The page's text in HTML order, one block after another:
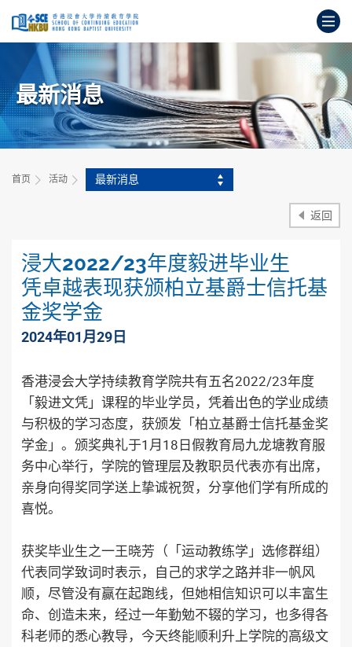
容
打
要
内
容
最新消息
首页 活动 最新消息
返回
浸大2022/23年度毅进毕业生
凭卓越表现获颁柏立基爵士信托基
金奖学金
2024年01月29日
香港浸会大学持续教育学院共有五名2022/23年度
「毅进文凭」课程的毕业学员，凭着出色的学业成绩
与积极的学习态度，获颁发「柏立基爵士信托基金奖
学金」。颁奖典礼于1月18日假教育局九龙塘教育服
务中心举行，学院的管理层及教职员代表亦有出席，
亲身向得奖同学送上挚诚祝贺，分享他们学有所成的
喜悦。
获奖毕业生之一王晓芳（「运动教练学」选修群组）
代表同学致词时表示，自己的求学之路并非一帆风
顺，尽管没有赢在起跑线，但她相信知识可以丰富生
命、创造未来，经过一年勤勉不辍的学习，也多得各
科老师的悉心教导，今天终能顺利升上学院的高级文